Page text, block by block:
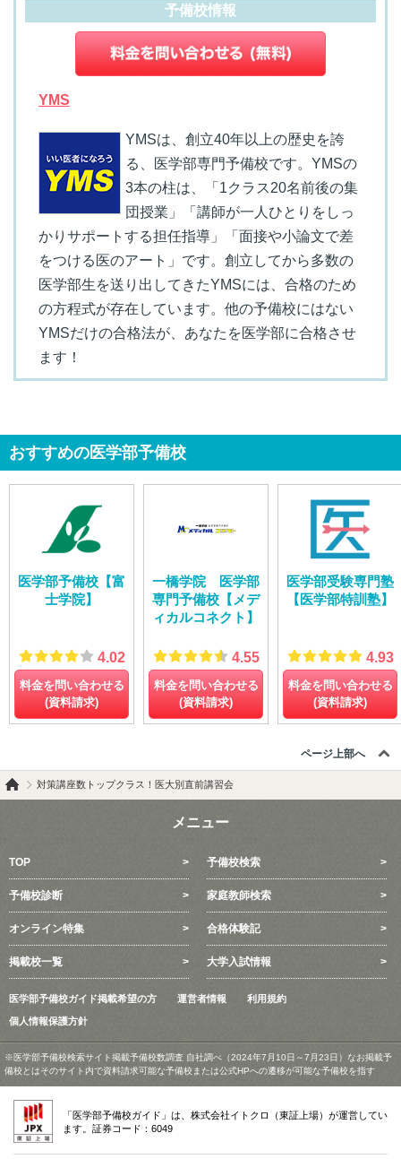
予備校情報
YMS
YMSは、創立40年以上の歴史を誇
る、医学部専門予備校です。YMSの
3本の柱は、「1クラス20名前後の集
団授業」「講師が一人ひとりをしっ
かりサポートする担任指導」「面接や小論文で差
をつける医のアート」です。創立してから多数の
医学部生を送り出してきたYMSには、合格のため
の方程式が存在しています。他の予備校にはない
YMSだけの合格法が、あなたを医学部に合格させ
ます！
おすすめの医学部予備校
医学部予備校【富
士学院】
4.02
料金を問い合わせる
(資料請求)
一橋学院 医学部
専門予備校【メデ
ィカルコネクト】
4.55
料金を問い合わせる
(資料請求)
医学部受験専門塾
【医学部特訓塾】
4.93
料金を問い合わせる
(資料請求)
ページ上部へ
対策講座数トップクラス！医大別直前講習会
メニュー
TOP 予備校検索
予備校診断 家庭教師検索
オンライン特集 合格体験記
掲載校一覧 大学入試情報
医学部予備校ガイド掲載希望の方 運営者情報 利用規約
個人情報保護方針
※医学部予備校検索サイト掲載予備校数調査 自社調べ（2024年7月10日～7月23日）なお掲載予
備校とはそのサイト内で資料請求可能な予備校または公式HPへの遷移が可能な予備校を指す
「医学部予備校ガイド」は、株式会社イトクロ（東証上場）が運営してい
ます。証券コード：6049